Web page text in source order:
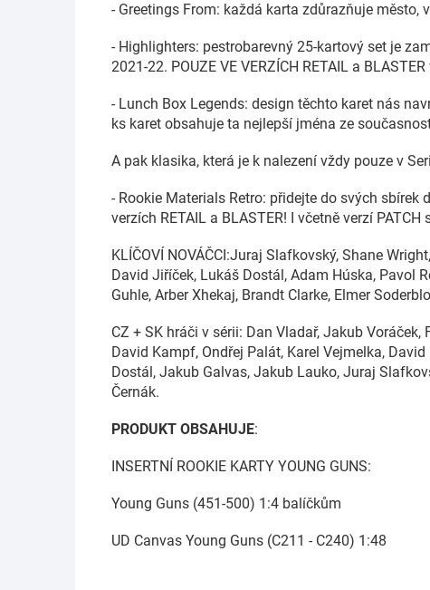
- Greetings From: každá karta zdůrazňuje město,
- Highlighters: pestrobarevný 25-kartový set je
2021-22. POUZE VE VERZÍCH RETAIL a
- Lunch Box Legends: design těchto karet nás
ks karet obsahuje ta nejlepší jména ze
A pak klasika, která je k nalezení vždy pouze v
- Rookie Materials Retro: přidejte do svých sbírek
verzích RETAIL a BLASTER! I včetně verzí
KLÍČOVÍ NOVÁČCI:Juraj Slafkovský, Shane
David Jiříček, Lukáš Dostál, Adam Húska, Pavol
Guhle, Arber Xhekaj, Brandt Clarke, Elmer
CZ + SK hráči v sérii: Dan Vladař, Jakub
David Kampf, Ondřej Palát, Karel Vejmelka,
Dostál, Jakub Galvas, Jakub Lauko, Juraj
Černák.
PRODUKT OBSAHUJE:
INSERTNÍ ROOKIE KARTY YOUNG GUNS:
Young Guns (451-500) 1:4 balíčkům
UD Canvas Young Guns (C211 - C240) 1:48